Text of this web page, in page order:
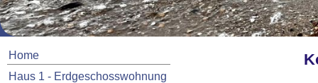
Home
Haus 1 - Erdgeschosswohnung